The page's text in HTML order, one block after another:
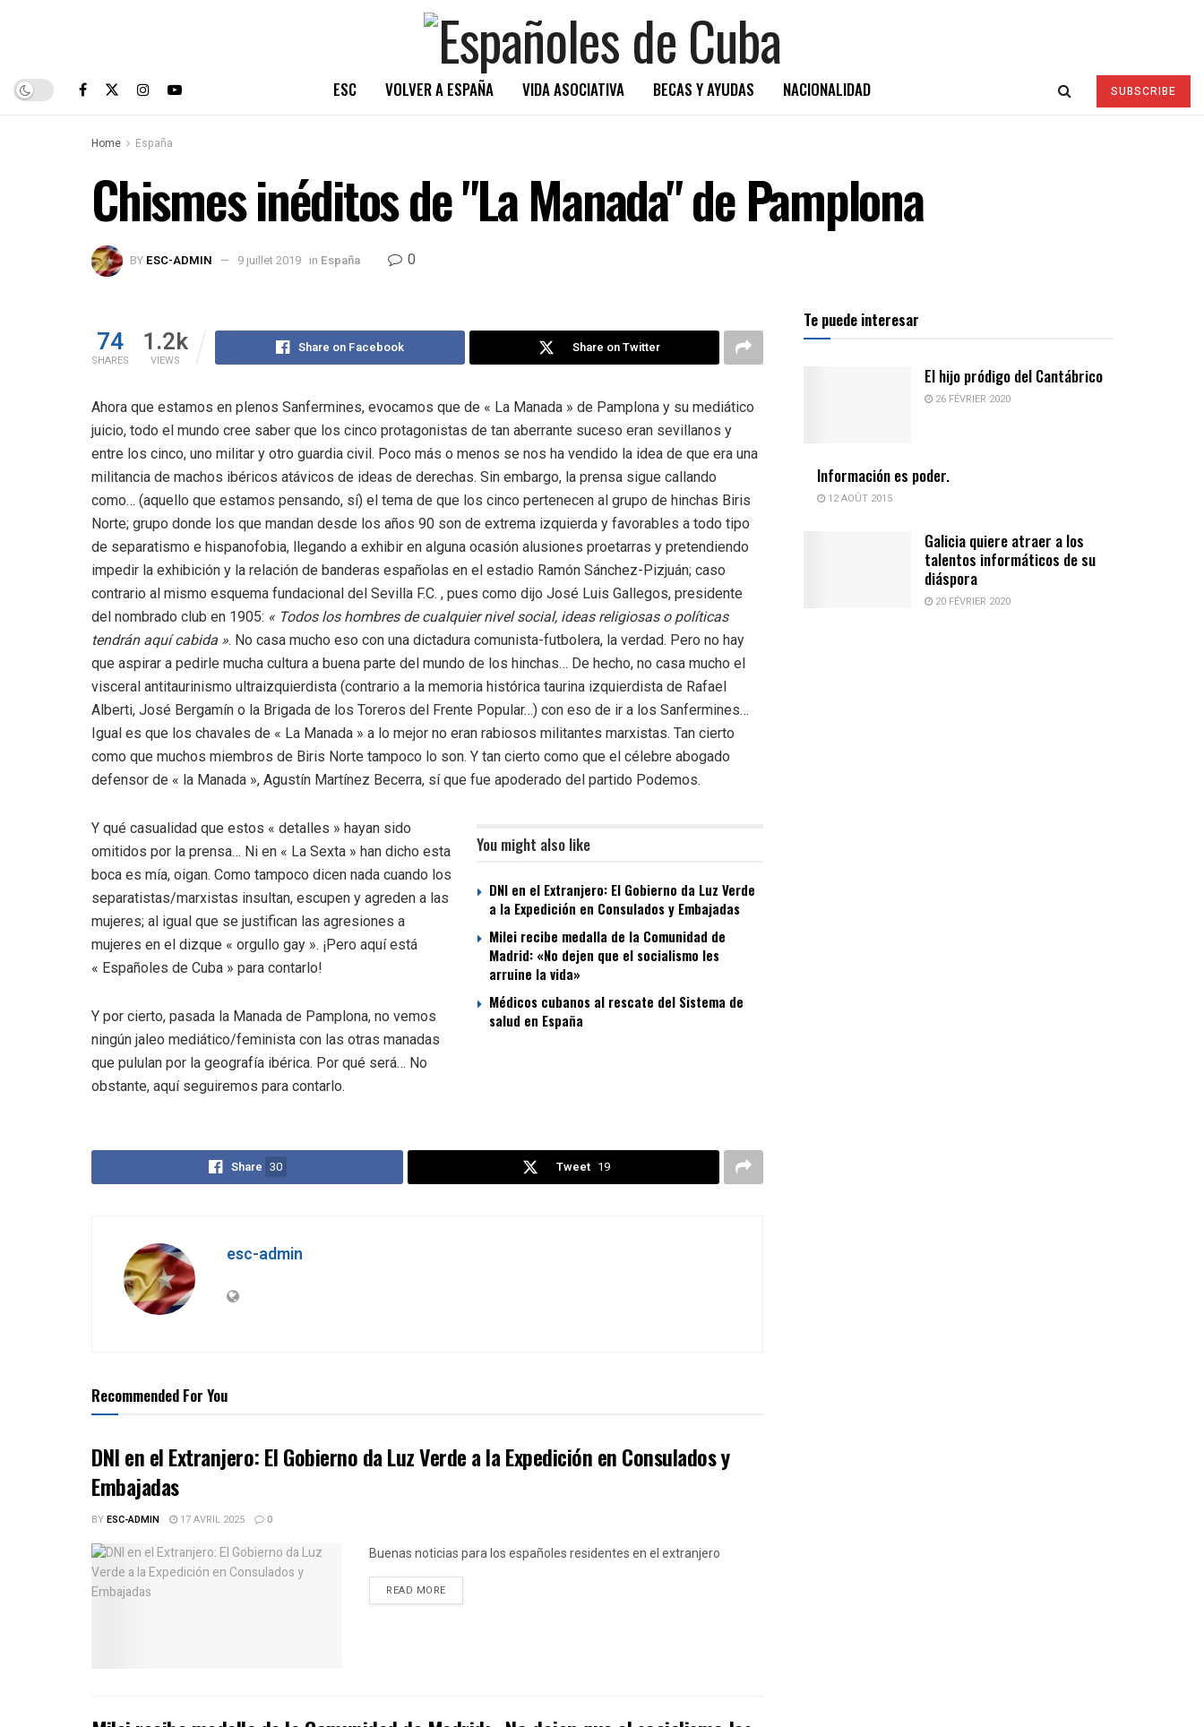
ESC VOLVER A ESPAÑA VIDA ASOCIATIVA BECAS Y AYUDAS NACIONALIDAD SUBSCRIBE
Home España
Chismes inéditos de "La Manada" de Pamplona
BY ESC-ADMIN 9 juillet 2019 in España 0
74
SHARES
1.2k
VIEWS
Share on Facebook Share on Twitter
Ahora que estamos en plenos Sanfermines, evocamos que de « La Manada » de Pamplona y su mediático
juicio, todo el mundo cree saber que los cinco protagonistas de tan aberrante suceso eran sevillanos y
entre los cinco, uno militar y otro guardia civil. Poco más o menos se nos ha vendido la idea de que era una
militancia de machos ibéricos atávicos de ideas de derechas. Sin embargo, la prensa sigue callando
como… (aquello que estamos pensando, sí) el tema de que los cinco pertenecen al grupo de hinchas Biris
Norte; grupo donde los que mandan desde los años 90 son de extrema izquierda y favorables a todo tipo
de separatismo e hispanofobia, llegando a exhibir en alguna ocasión alusiones proetarras y pretendiendo
impedir la exhibición y la relación de banderas españolas en el estadio Ramón Sánchez-Pizjuán; caso
contrario al mismo esquema fundacional del Sevilla F.C. , pues como dijo José Luis Gallegos, presidente
del nombrado club en 1905: « Todos los hombres de cualquier nivel social, ideas religiosas o políticas
tendrán aquí cabida ». No casa mucho eso con una dictadura comunista-futbolera, la verdad. Pero no hay
que aspirar a pedirle mucha cultura a buena parte del mundo de los hinchas… De hecho, no casa mucho el
visceral antitaurinismo ultraizquierdista (contrario a la memoria histórica taurina izquierdista de Rafael
Alberti, José Bergamín o la Brigada de los Toreros del Frente Popular…) con eso de ir a los Sanfermines…
Igual es que los chavales de « La Manada » a lo mejor no eran rabiosos militantes marxistas. Tan cierto
como que muchos miembros de Biris Norte tampoco lo son. Y tan cierto como que el célebre abogado
defensor de « la Manada », Agustín Martínez Becerra, sí que fue apoderado del partido Podemos.
You might also like
DNI en el Extranjero: El Gobierno da Luz Verde
a la Expedición en Consulados y Embajadas
Milei recibe medalla de la Comunidad de
Madrid: «No dejen que el socialismo les
arruine la vida»
Médicos cubanos al rescate del Sistema de
salud en España
Y qué casualidad que estos « detalles » hayan sido
omitidos por la prensa… Ni en « La Sexta » han dicho esta
boca es mía, oigan. Como tampoco dicen nada cuando los
separatistas/marxistas insultan, escupen y agreden a las
mujeres; al igual que se justifican las agresiones a
mujeres en el dizque « orgullo gay ». ¡Pero aquí está
« Españoles de Cuba » para contarlo!
Y por cierto, pasada la Manada de Pamplona, no vemos
ningún jaleo mediático/feminista con las otras manadas
que pululan por la geografía ibérica. Por qué será… No
obstante, aquí seguiremos para contarlo.
Share 30 Tweet 19
esc-admin
Recommended For You
DNI en el Extranjero: El Gobierno da Luz Verde a la Expedición en Consulados y
Embajadas
BYESC-ADMIN 17 AVRIL 2025 0
Buenas noticias para los españoles residentes en el extranjero
READ MOREDETAILS
Te puede interesar
El hijo pródigo del Cantábrico
26 FÉVRIER 2020
Información es poder.
12 AOÛT 2015
Galicia quiere atraer a los
talentos informáticos de su
diáspora
20 FÉVRIER 2020